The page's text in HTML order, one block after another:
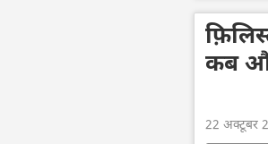
रूसी सेना
कब
22 अक्टूबर